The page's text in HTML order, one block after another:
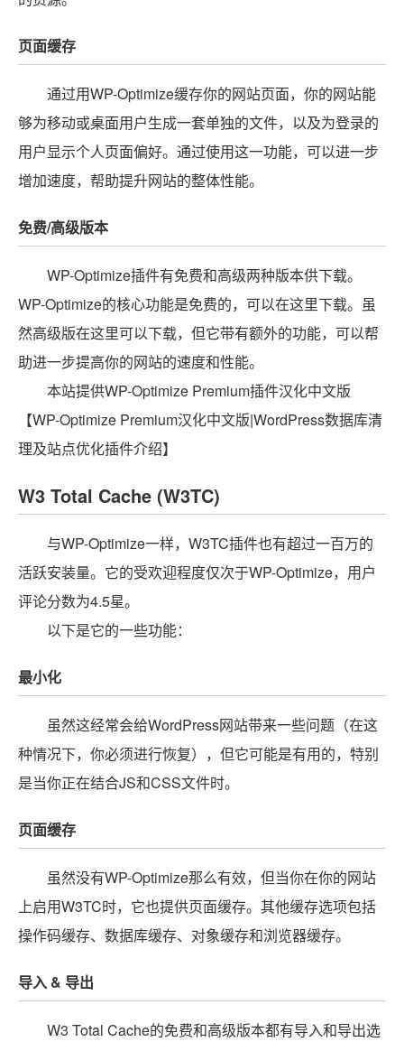
页面缓存
通过用WP-Optimize缓存你的网站页面，你的网站能
够为移动或桌面用户生成一套单独的文件，以及为登录的
用户显示个人页面偏好。通过使用这一功能，可以进一步
增加速度，帮助提升网站的整体性能。
免费/高级版本
WP-Optimize插件有免费和高级两种版本供下载。
WP-Optimize的核心功能是免费的，可以在这里下载。虽
然高级版在这里可以下载，但它带有额外的功能，可以帮
助进一步提高你的网站的速度和性能。
本站提供WP-Optimize Premium插件汉化中文版
【WP-Optimize Premium汉化中文版|WordPress数据库清
理及站点优化插件介绍】
W3 Total Cache (W3TC)
与WP-Optimize一样，W3TC插件也有超过一百万的
活跃安装量。它的受欢迎程度仅次于WP-Optimize，用户
评论分数为4.5星。
以下是它的一些功能：
最小化
虽然这经常会给WordPress网站带来一些问题（在这
种情况下，你必须进行恢复），但它可能是有用的，特别
是当你正在结合JS和CSS文件时。
页面缓存
虽然没有WP-Optimize那么有效，但当你在你的网站
上启用W3TC时，它也提供页面缓存。其他缓存选项包括
操作码缓存、数据库缓存、对象缓存和浏览器缓存。
导入 & 导出
W3 Total Cache的免费和高级版本都有导入和导出选